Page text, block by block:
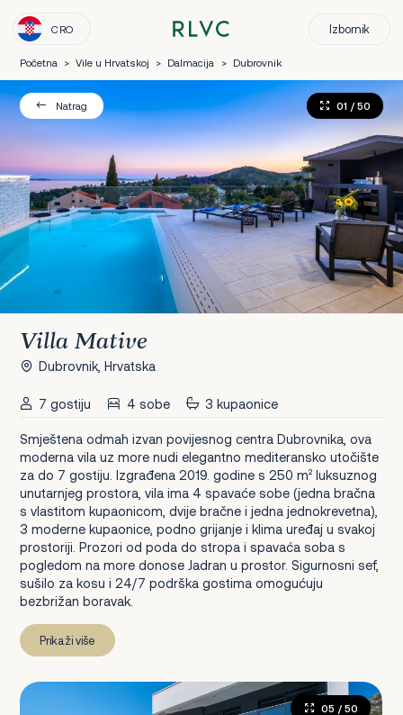
CRO Izbornik
Početna > Vile u Hrvatskoj > Dalmacija > Dubrovnik
Natrag 01 / 50
Villa Mative
Dubrovnik, Hrvatska
7 gostiju 4 sobe 3 kupaonice
Smještena odmah izvan povijesnog centra Dubrovnika, ova
moderna vila uz more nudi elegantno mediteransko utočište
za do 7 gostiju. Izgrađena 2019. godine s 250 m² luksuznog
unutarnjeg prostora, vila ima 4 spavaće sobe (jedna bračna
s vlastitom kupaonicom, dvije bračne i jedna jednokrevetna),
3 moderne kupaonice, podno grijanje i klima uređaj u svakoj
prostoriji. Prozori od poda do stropa i spavaća soba s
pogledom na more donose Jadran u prostor. Sigurnosni sef,
sušilo za kosu i 24/7 podrška gostima omogućuju
bezbrižan boravak.
Prikaži više
05 / 50